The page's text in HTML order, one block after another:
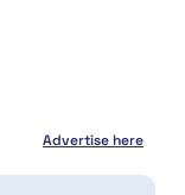
Advertise here